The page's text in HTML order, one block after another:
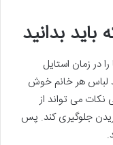
بدانید
در زمان استایل
لباس هر خانم خوش
می تواند از
جلوگیری کند. پس